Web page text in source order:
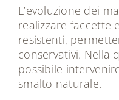
L’evoluzione dei
realizzare faccette
resistenti,
conservativi. Nella
possibile
smalto naturale.